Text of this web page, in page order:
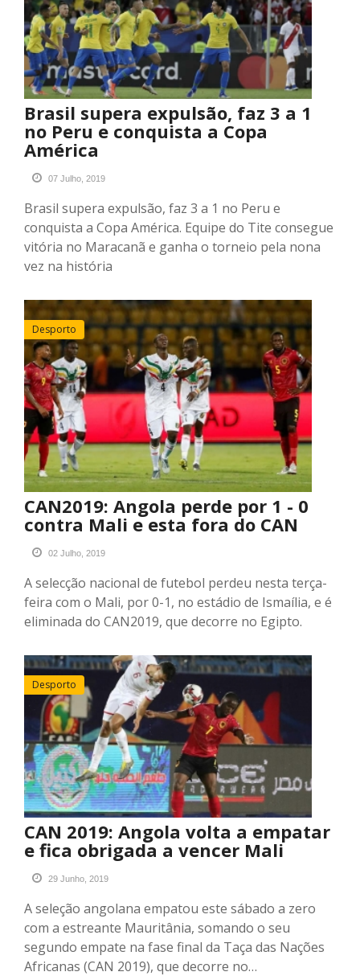
Brasil supera expulsão, faz 3 a 1
no Peru e conquista a Copa
América
07 Julho, 2019
Brasil supera expulsão, faz 3 a 1 no Peru e
conquista a Copa América. Equipe do Tite consegue
vitória no Maracanã e ganha o torneio pela nona
vez na história
Desporto
CAN2019: Angola perde por 1 - 0
contra Mali e esta fora do CAN
02 Julho, 2019
A selecção nacional de futebol perdeu nesta terça-
feira com o Mali, por 0-1, no estádio de Ismaília, e é
eliminada do CAN2019, que decorre no Egipto.
Desporto
CAN 2019: Angola volta a empatar
e fica obrigada a vencer Mali
29 Junho, 2019
A seleção angolana empatou este sábado a zero
com a estreante Mauritânia, somando o seu
segundo empate na fase final da Taça das Nações
Africanas (CAN 2019), que decorre no…